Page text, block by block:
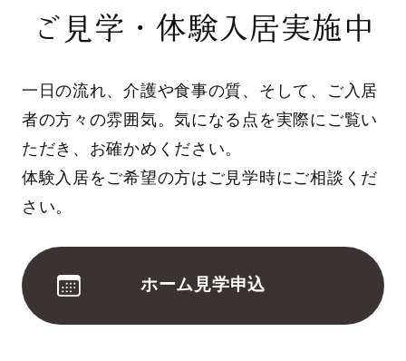
ご見学・体験入居実施中
一日の流れ、介護や食事の質、そして、ご入居
者の方々の雰囲気。気になる点を実際にご覧い
ただき、お確かめください。
体験入居をご希望の方はご見学時にご相談くだ
さい。
ホーム見学申込